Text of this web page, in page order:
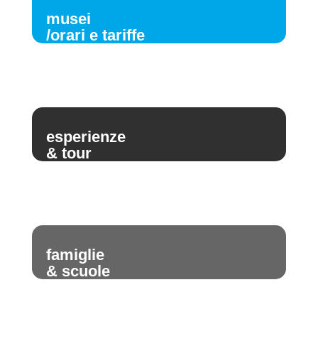
musei
/orari e tariffe
esperienze
& tour
famiglie
& scuole